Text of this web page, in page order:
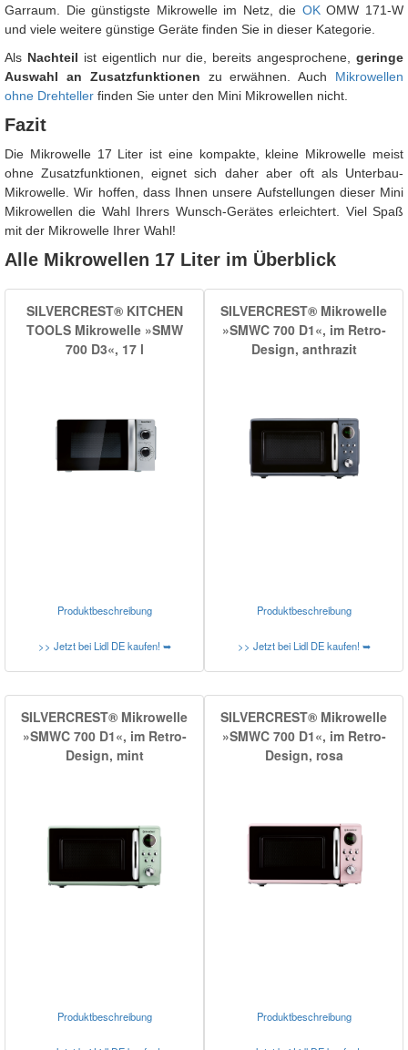
Garraum. Die günstigste Mikrowelle im Netz, die OKOMW 171-W
und viele weitere günstige Geräte finden Sie in dieser Kategorie.
Als Nachteil ist eigentlich nur die, bereits angesprochene, geringe
Auswahl an Zusatzfunktionen zu erwähnen. Auch Mikrowellen
ohne Drehteller finden Sie unter den Mini Mikrowellen nicht.
Fazit
Die Mikrowelle 17 Liter ist eine kompakte, kleine Mikrowelle meist
ohne Zusatzfunktionen, eignet sich daher aber oft als Unterbau-
Mikrowelle. Wir hoffen, dass Ihnen unsere Aufstellungen dieser Mini
Mikrowellen die Wahl Ihrers Wunsch-Gerätes erleichtert. Viel Spaß
mit der Mikrowelle Ihrer Wahl!
Alle Mikrowellen 17 Liter im Überblick
SILVERCREST® KITCHEN
TOOLS Mikrowelle »SMW
700 D3«, 17 l
Produktbeschreibung
>> Jetzt bei Lidl DE kaufen! ➥
SILVERCREST® Mikrowelle
»SMWC 700 D1«, im Retro-
Design, anthrazit
Produktbeschreibung
>> Jetzt bei Lidl DE kaufen! ➥
SILVERCREST® Mikrowelle
»SMWC 700 D1«, im Retro-
Design, mint
Produktbeschreibung
SILVERCREST® Mikrowelle
»SMWC 700 D1«, im Retro-
Design, rosa
Produktbeschreibung